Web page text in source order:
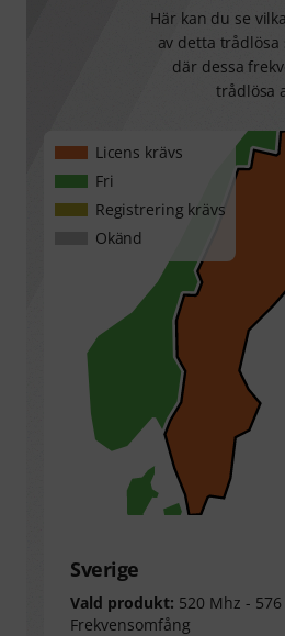
Här kan du se
av detta
där dessa
trådlösa
Licens krävs
Fri
Registrering krävs
Okänd
Sverige
Vald produkt: 520 Mhz - 576
Frekvensomfång